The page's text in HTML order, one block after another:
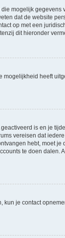
mogelijk
dat de website
op met een
dit hieronder
heeft
is en je
vereisen dat
hebt, moet
te doen dalen.
kun je contact